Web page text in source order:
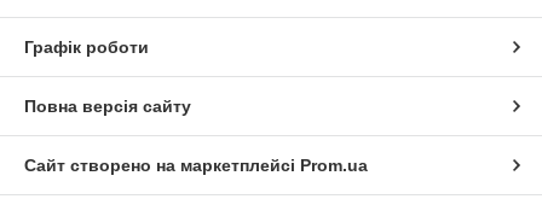
Графік роботи
Повна версія сайту
Сайт створено на маркетплейсі Prom.ua